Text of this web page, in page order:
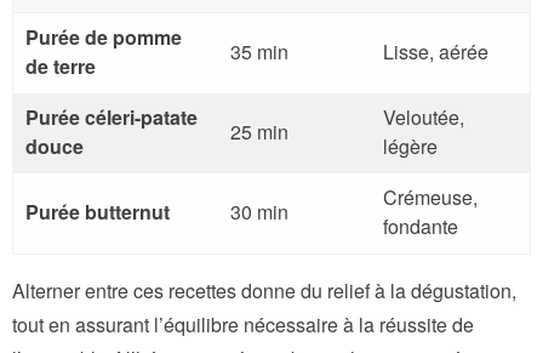
Purée de pomme
de terre
35 min Lisse, aérée
Purée céleri-patate
douce
25 min
Veloutée,
légère
Purée butternut 30 min
Crémeuse,
fondante
Alterner entre ces recettes donne du relief à la dégustation,
tout en assurant l’équilibre nécessaire à la réussite de